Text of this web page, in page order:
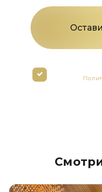
Нажимая кнопку
условиями